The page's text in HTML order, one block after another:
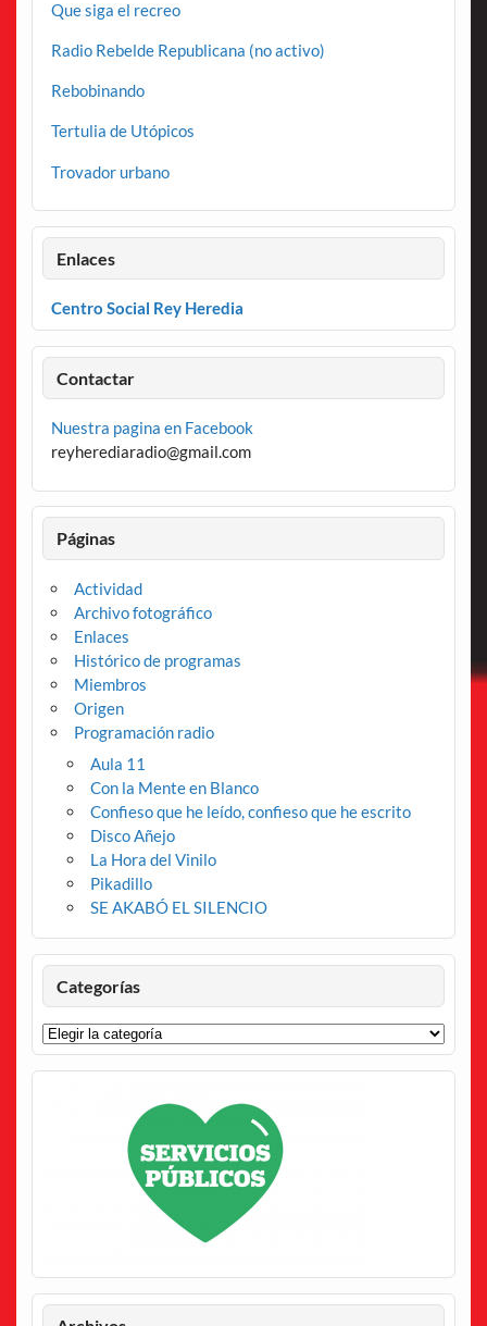
Que siga el recreo
Radio Rebelde Republicana (no activo)
Rebobinando
Tertulia de Utópicos
Trovador urbano
Enlaces
Centro Social Rey Heredia
Contactar
Nuestra pagina en Facebook
reyherediaradio@gmail.com
Páginas
Actividad
Archivo fotográfico
Enlaces
Histórico de programas
Miembros
Origen
Programación radio
Aula 11
Con la Mente en Blanco
Confieso que he leído, confieso que he escrito
Disco Añejo
La Hora del Vinilo
Pikadillo
SE AKABÓ EL SILENCIO
Categorías
Categorías